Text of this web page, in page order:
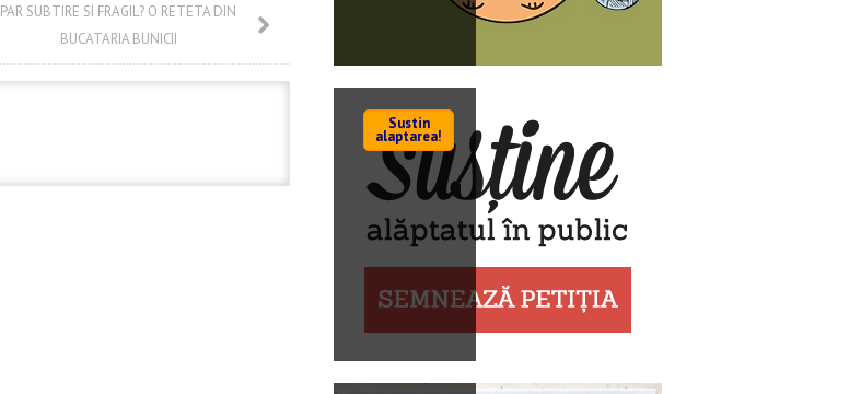
PAR SUBTIRE SI FRAGIL? O RETETA DIN
BUCATARIA BUNICII
Sustin
alaptarea!